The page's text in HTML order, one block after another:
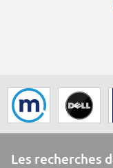
Les recherches